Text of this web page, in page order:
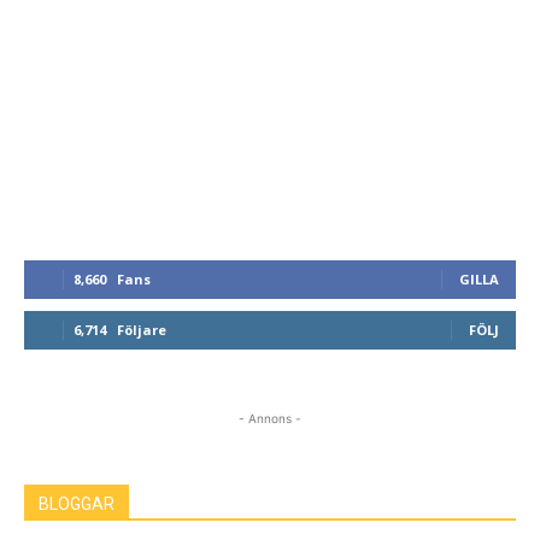
8,660 Fans GILLA
6,714 Följare FÖLJ
- Annons -
BLOGGAR